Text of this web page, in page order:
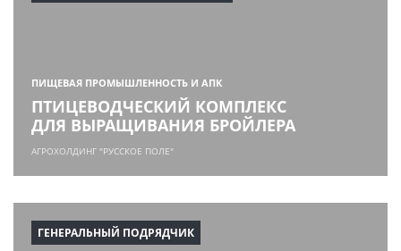
ПИЩЕВАЯ ПРОМЫШЛЕННОСТЬ И АПК
ПТИЦЕВОДЧЕСКИЙ КОМПЛЕКС
ДЛЯ ВЫРАЩИВАНИЯ БРОЙЛЕРА
АГРОХОЛДИНГ "РУССКОЕ ПОЛЕ"
ГЕНЕРАЛЬНЫЙ ПОДРЯДЧИК